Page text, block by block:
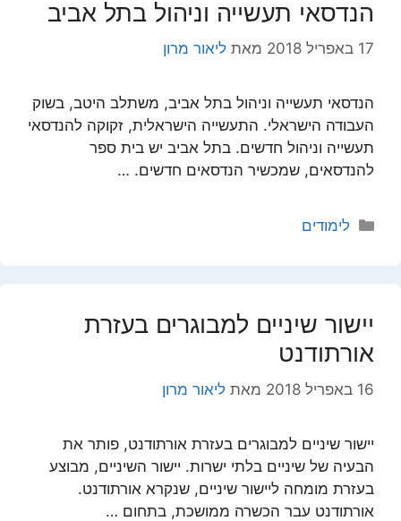
הנדסאי תעשייה וניהול בתל אביב
17 באפריל 2018 מאת ליאור מרון
הנדסאי תעשייה וניהול בתל אביב, משתלב היטב, בשוק
העבודה הישראלי. התעשייה הישראלית, זקוקה להנדסאי
תעשייה וניהול חדשים. בתל אביב יש בית ספר
להנדסאים, שמכשיר הנדסאים חדשים. …
קטגוריות
לימודים
יישור שיניים למבוגרים בעזרת
אורתודנט
16 באפריל 2018 מאת ליאור מרון
יישור שיניים למבוגרים בעזרת אורתודנט, פותר את
הבעיה של שיניים בלתי ישרות. יישור השיניים, מבוצע
בעזרת מומחה ליישור שיניים, שנקרא אורתודנט.
אורתודנט עבר הכשרה ממושכת, בתחום …